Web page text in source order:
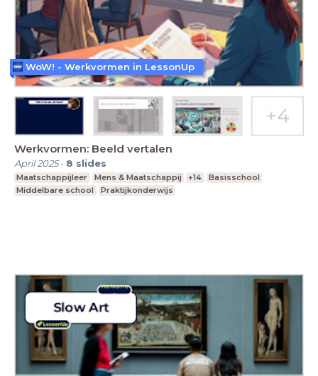
Werkvormen: Beeld vertalen
April 2025- 8 slides
Maatschappijleer Mens & Maatschappij +14
Basisschool
Middelbare school
Praktijkonderwijs
WoW! - Werkvormen in LessonUp